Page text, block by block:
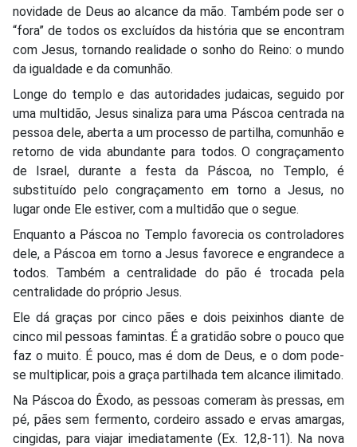
novidade de Deus ao alcance da mão. Também pode ser o
“fora” de todos os excluídos da história que se encontram
com Jesus, tornando realidade o sonho do Reino: o mundo
da igualdade e da comunhão.
Longe do templo e das autoridades judaicas, seguido por
uma multidão, Jesus sinaliza para uma Páscoa centrada na
pessoa dele, aberta a um processo de partilha, comunhão e
retorno de vida abundante para todos. O congraçamento
de Israel, durante a festa da Páscoa, no Templo, é
substituído pelo congraçamento em torno a Jesus, no
lugar onde Ele estiver, com a multidão que o segue.
Enquanto a Páscoa no Templo favorecia os controladores
dele, a Páscoa em torno a Jesus favorece e engrandece a
todos. Também a centralidade do pão é trocada pela
centralidade do próprio Jesus.
Ele dá graças por cinco pães e dois peixinhos diante de
cinco mil pessoas famintas. É a gratidão sobre o pouco que
faz o muito. É pouco, mas é dom de Deus, e o dom pode-
se multiplicar, pois a graça partilhada tem alcance ilimitado.
Na Páscoa do Êxodo, as pessoas comeram às pressas, em
pé, pães sem fermento, cordeiro assado e ervas amargas,
cingidas, para viajar imediatamente (Ex. 12,8-11). Na nova